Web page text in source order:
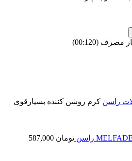
مصرف (00:
120
)
راسن کرم روشن کننده بسیارقوی
تومان